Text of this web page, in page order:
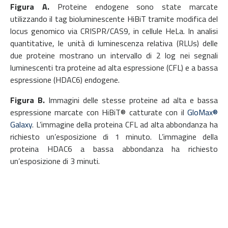
Figura A.Proteine endogenesono state marcate
utilizzando il tag bioluminescente HiBiT tramite modifica del
locus genomico via CRISPR/CAS9, in cellule HeLa. In analisi
quantitative, le unità di luminescenza relativa (RLUs) delle
due proteine mostrano un intervallo di 2 log nei segnali
luminescenti tra proteine ad alta espressione (CFL) e a bassa
espressione (HDAC6) endogene.
Figura B. Immagini delle stesse proteine ad alta e bassa
espressione marcate con HiBiT® catturate con il GloMax®
Galaxy. L’immagine della proteina CFL ad alta abbondanza ha
richiesto un’esposizione di 1 minuto. L’immagine della
proteina HDAC6 a bassa abbondanza ha richiesto
un’esposizione di 3 minuti.